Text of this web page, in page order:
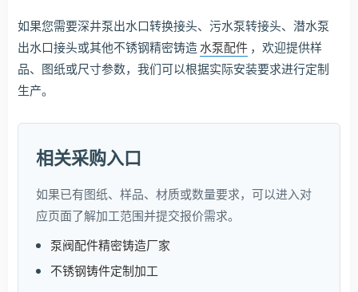
如果您需要深井泵出水口转换接头、污水泵转接头、潜水泵
出水口接头或其他不锈钢精密铸造水泵配件 ，欢迎提供样
品、图纸或尺寸参数，我们可以根据实际安装要求进行定制
生产。
相关采购入口
如果已有图纸、样品、材质或数量要求，可以进入对
应页面了解加工范围并提交报价需求。
泵阀配件精密铸造厂家
不锈钢铸件定制加工